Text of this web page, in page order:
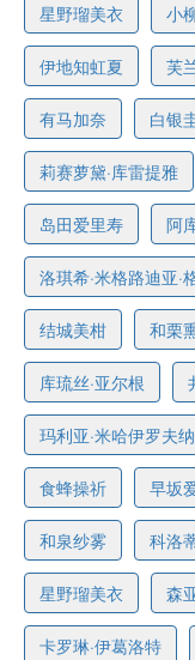
星野瑠美衣 小
伊地知虹夏 芙
有马加奈 白银
莉赛萝黛·库雷提雅
岛田爱里寿 阿
洛琪希·米格路迪亚·
结城美柑 和栗
库琉丝·亚尔根
玛利亚·米哈伊罗夫
食蜂操祈 早坂
和泉纱雾 科洛
星野瑠美衣 森
卡罗琳·伊葛洛特